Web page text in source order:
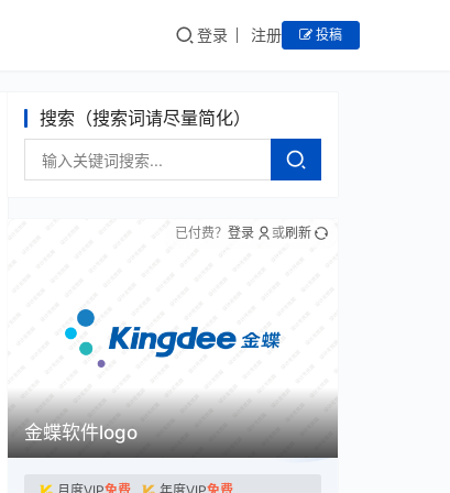
登录 注册 投稿
搜索（搜索词请尽量简化）
金蝶软件logo
已付费？ 登录 或刷新